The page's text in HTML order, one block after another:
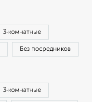
3‑комнатные
Без посредников
3‑комнатные